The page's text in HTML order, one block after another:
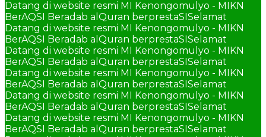
Datang di website resmi MI Kenongomulyo - MIKN
BerAQSI Beradab alQuran berprestaSISelamat
Datang di website resmi MI Kenongomulyo - MIKN
BerAQSI Beradab alQuran berprestaSISelamat
Datang di website resmi MI Kenongomulyo - MIKN
BerAQSI Beradab alQuran berprestaSISelamat
Datang di website resmi MI Kenongomulyo - MIKN
BerAQSI Beradab alQuran berprestaSISelamat
Datang di website resmi MI Kenongomulyo - MIKN
BerAQSI Beradab alQuran berprestaSISelamat
Datang di website resmi MI Kenongomulyo - MIKN
BerAQSI Beradab alQuran berprestaSISelamat